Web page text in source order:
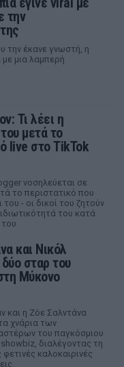
την
την έκανε γνωστή, η
μια λαμπερή
Τι λέει η
μετά το
live στο TikTok
νοσηλεύεται σε
το περιστατικό που
του - οι δικοί του ζητούν
του κατά
και Νικόλ
δύο σταρ του
Μύκονο
και η Ζόε Σαλντάνα
χνάρια των
του παγκόσμιου
showbiz, διαλέγοντας τη
καλοκαιρινές